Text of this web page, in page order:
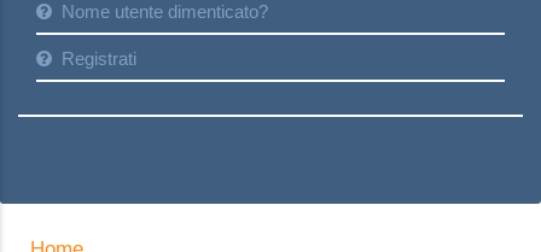
Nome utente dimenticato?
Registrati